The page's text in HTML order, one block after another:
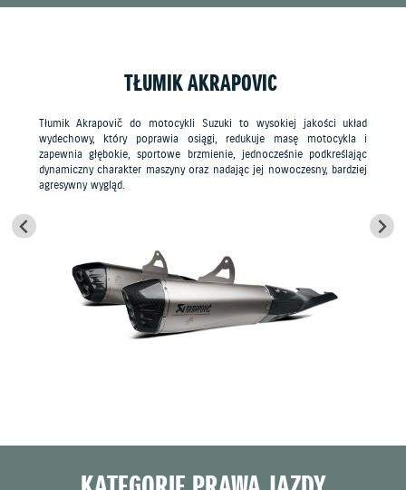
TŁUMIK AKRAPOVIC
Tłumik Akrapovič do motocykli Suzuki to wysokiej jakości układ
wydechowy, który poprawia osiągi, redukuje masę motocykla i
zapewnia głębokie, sportowe brzmienie, jednocześnie podkreślając
dynamiczny charakter maszyny oraz nadając jej nowoczesny, bardziej
agresywny wygląd.